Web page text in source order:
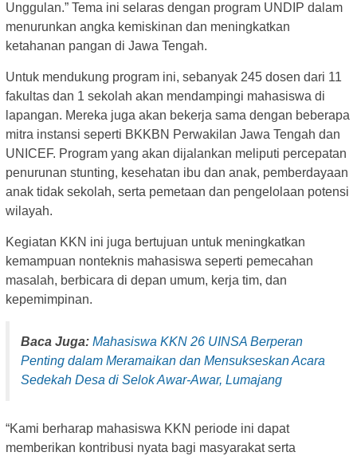
Unggulan.” Tema ini selaras dengan program UNDIP dalam
menurunkan angka kemiskinan dan meningkatkan
ketahanan pangan di Jawa Tengah.
Untuk mendukung program ini, sebanyak 245 dosen dari 11
fakultas dan 1 sekolah akan mendampingi mahasiswa di
lapangan. Mereka juga akan bekerja sama dengan beberapa
mitra instansi seperti BKKBN Perwakilan Jawa Tengah dan
UNICEF. Program yang akan dijalankan meliputi percepatan
penurunan stunting, kesehatan ibu dan anak, pemberdayaan
anak tidak sekolah, serta pemetaan dan pengelolaan potensi
wilayah.
Kegiatan KKN ini juga bertujuan untuk meningkatkan
kemampuan nonteknis mahasiswa seperti pemecahan
masalah, berbicara di depan umum, kerja tim, dan
kepemimpinan.
Baca Juga: Mahasiswa KKN 26 UINSA Berperan
Penting dalam Meramaikan dan Mensukseskan Acara
Sedekah Desa di Selok Awar-Awar, Lumajang
“Kami berharap mahasiswa KKN periode ini dapat
memberikan kontribusi nyata bagi masyarakat serta